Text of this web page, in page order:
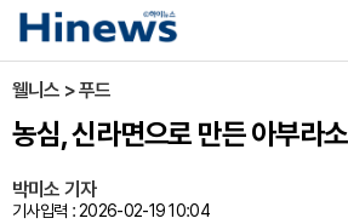
웰니스 > 푸드
농심, 신라면으로 만든 아부라
박미소 기자
기사입력 : 2026-02-19 10:04